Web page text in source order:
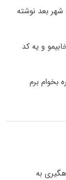
بعد نوشته
و یه کد
بخوام برم
به